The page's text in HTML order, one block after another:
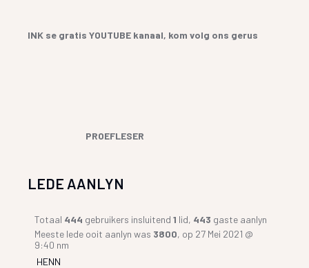
INK se gratis YOUTUBE kanaal, kom volg ons gerus
PROEFLESER
LEDE AANLYN
Totaal 444 gebruikers insluitend1 lid, 443 gaste aanlyn
Meeste lede ooit aanlyn was 3800, op 27 Mei 2021 @
9:40 nm
HENN